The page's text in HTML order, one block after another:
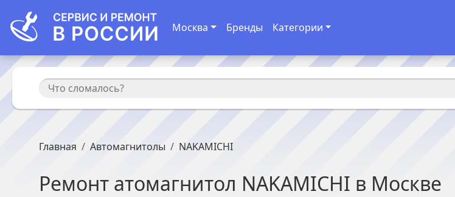
Москва Бренды Категории
Главная Автомагнитолы NAKAMICHI
Ремонт атомагнитол NAKAMICHI в Москве